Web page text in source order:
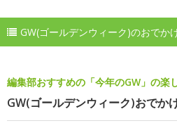
GW(ゴールデンウィーク)のおでか
編集部おすすめの「今年のGW」の楽
GW(ゴールデンウィーク)おでか